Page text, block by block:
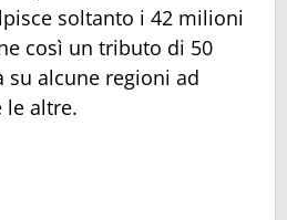
soltanto i 42 milioni
così un tributo di 50
alcune regioni ad
le altre.